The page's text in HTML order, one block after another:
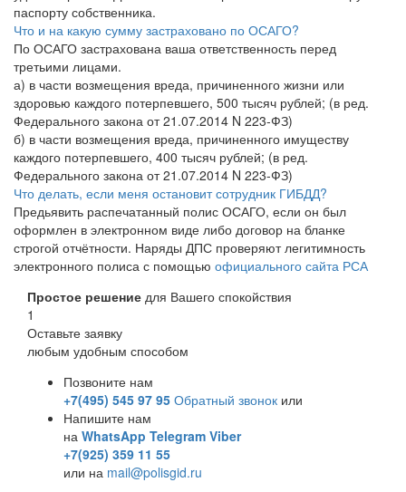
паспорту собственника.
Что и на какую сумму застраховано по ОСАГО?
По ОСАГО застрахована ваша ответственность перед
третьими лицами.
а) в части возмещения вреда, причиненного жизни или
здоровью каждого потерпевшего, 500 тысяч рублей; (в ред.
Федерального закона от 21.07.2014 N 223-ФЗ)
б) в части возмещения вреда, причиненного имуществу
каждого потерпевшего, 400 тысяч рублей; (в ред.
Федерального закона от 21.07.2014 N 223-ФЗ)
Что делать, если меня остановит сотрудник ГИБДД?
Предьявить распечатанный полис ОСАГО, если он был
оформлен в электронном виде либо договор на бланке
строгой отчётности. Наряды ДПС проверяют легитимность
электронного полиса с помощью официального сайта РСА
Простое решение для Вашего спокойствия
1
Оставьте заявку
любым удобным способом
Позвоните нам
+7(495) 545 97 95 Обратный звонок или
Напишите нам
на WhatsApp Telegram Viber
+7(925) 359 11 55
или на mail@polisgid.ru